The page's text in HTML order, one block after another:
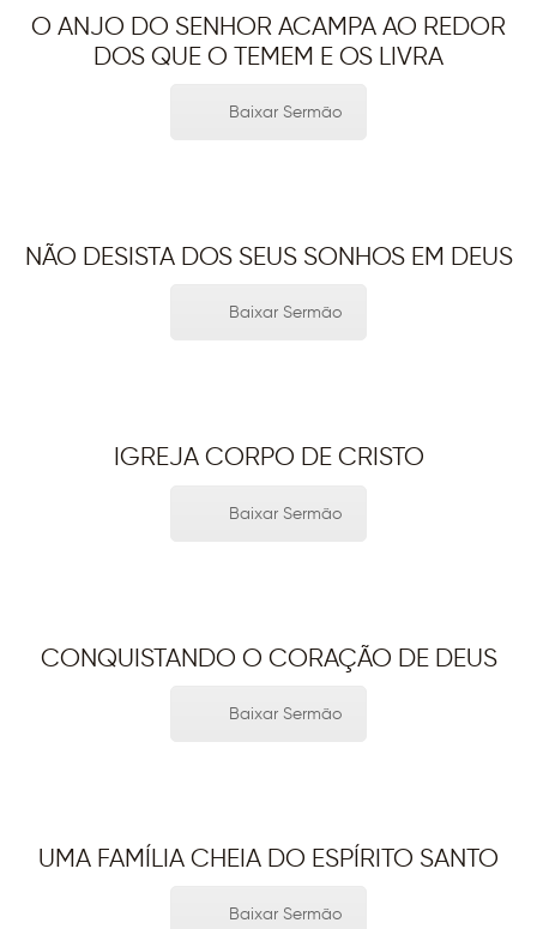
O ANJO DO SENHOR ACAMPA AO REDOR
DOS QUE O TEMEM E OS LIVRA
Baixar Sermão
NÃO DESISTA DOS SEUS SONHOS EM DEUS
Baixar Sermão
IGREJA CORPO DE CRISTO
Baixar Sermão
CONQUISTANDO O CORAÇÃO DE DEUS
Baixar Sermão
UMA FAMÍLIA CHEIA DO ESPÍRITO SANTO
Baixar Sermão